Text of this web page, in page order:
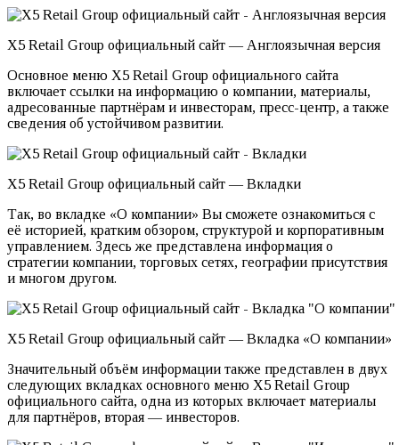
X5 Retail Group официальный сайт — Англоязычная версия
Основное меню X5 Retail Group официального сайта
включает ссылки на информацию о компании, материалы,
адресованные партнёрам и инвесторам, пресс-центр, а также
сведения об устойчивом развитии.
X5 Retail Group официальный сайт — Вкладки
Так, во вкладке «О компании» Вы сможете ознакомиться с
её историей, кратким обзором, структурой и корпоративным
управлением. Здесь же представлена информация о
стратегии компании, торговых сетях, географии присутствия
и многом другом.
X5 Retail Group официальный сайт — Вкладка «О компании»
Значительный объём информации также представлен в двух
следующих вкладках основного меню X5 Retail Group
официального сайта, одна из которых включает материалы
для партнёров, вторая — инвесторов.